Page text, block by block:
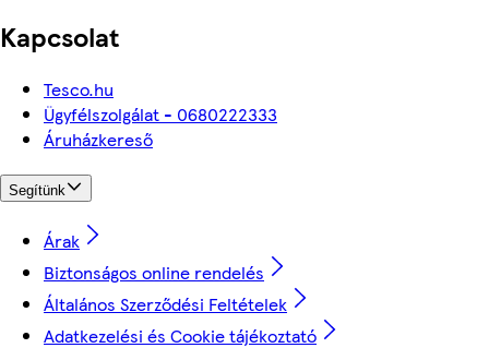
Kapcsolat
Tesco.hu
Ügyfélszolgálat - 0680222333
Áruházkereső
Segítünk
Árak
Biztonságos online rendelés
Általános Szerződési Feltételek
Adatkezelési és Cookie tájékoztató